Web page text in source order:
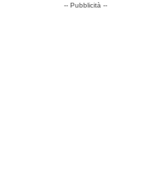
-- Pubblicità --